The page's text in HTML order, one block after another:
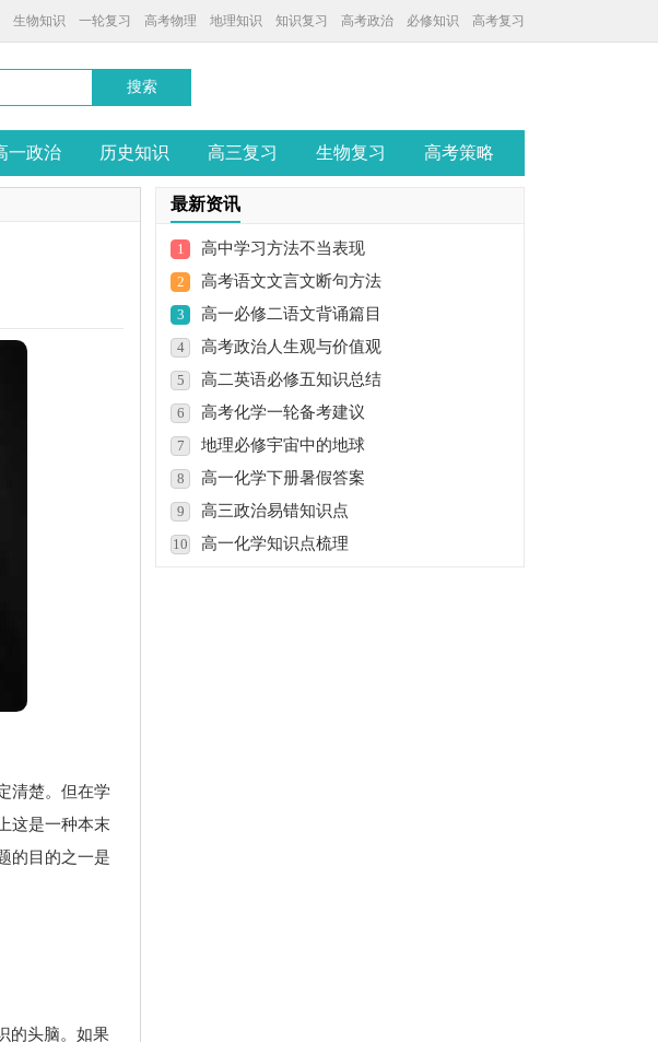
高考复习
必修知识
高考政治
知识复习
地理知识
高考物理
一轮复习
生物知识
一政治 历史知识 高三复习 生物复习 高考策略
清楚。但在学
这是一种本末
的目的之一是
的头脑。如果
最新资讯
1 高中学习方法不当表现
2 高考语文文言文断句方法
3 高一必修二语文背诵篇目
4 高考政治人生观与价值观
5 高二英语必修五知识总结
6 高考化学一轮备考建议
7 地理必修宇宙中的地球
8 高一化学下册暑假答案
9 高三政治易错知识点
10 高一化学知识点梳理